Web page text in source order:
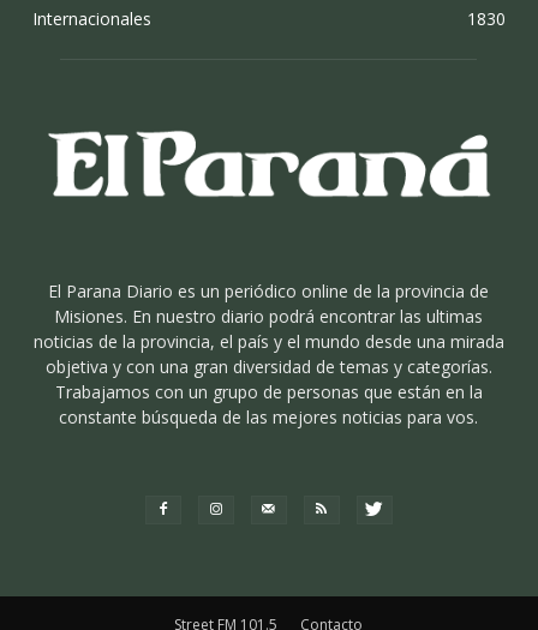
Internacionales
1830
El Parana Diario es un periódico online de la provincia de
Misiones. En nuestro diario podrá encontrar las ultimas
noticias de la provincia, el país y el mundo desde una mirada
objetiva y con una gran diversidad de temas y categorías.
Trabajamos con un grupo de personas que están en la
constante búsqueda de las mejores noticias para vos.
Street FM 101.5 Contacto